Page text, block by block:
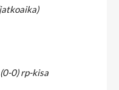
0) rp-kisa